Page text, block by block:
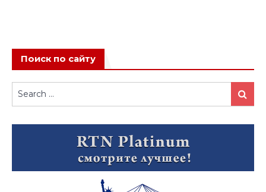
Поиск по сайту
Search
for:
Search